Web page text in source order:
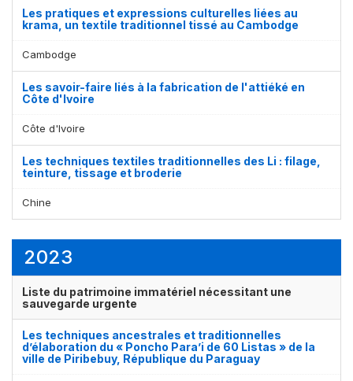
Les pratiques et expressions culturelles liées au
krama, un textile traditionnel tissé au Cambodge
Cambodge
Les savoir-faire liés à la fabrication de l'attiéké en
Côte d'Ivoire
Côte d'Ivoire
Les techniques textiles traditionnelles des Li : filage,
teinture, tissage et broderie
Chine
2023
Liste du patrimoine immatériel nécessitant une
sauvegarde urgente
Les techniques ancestrales et traditionnelles
d’élaboration du « Poncho Para’i de 60 Listas » de la
ville de Piribebuy, République du Paraguay